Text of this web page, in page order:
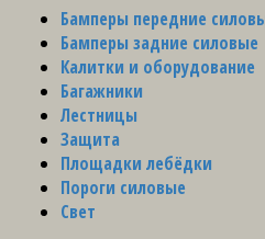
Бамперы передние
Бамперы задние силовые
Калитки и оборудование
Багажники
Лестницы
Защита
Площадки лебёдки
Пороги силовые
Свет